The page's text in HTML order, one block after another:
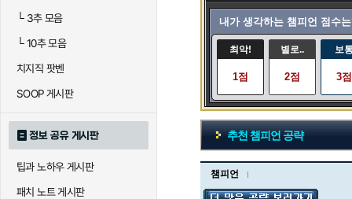
└3추 모음
└10추 모음
치지직 팟벤
SOOP 게시판
정보 공유 게시판
팁과 노하우 게시판
패치 노트 게시판
내가 생각하는 챔피언 점수
최악!
1점
별로..
2점
보
3점
추천 챔피언 공략
챔피언